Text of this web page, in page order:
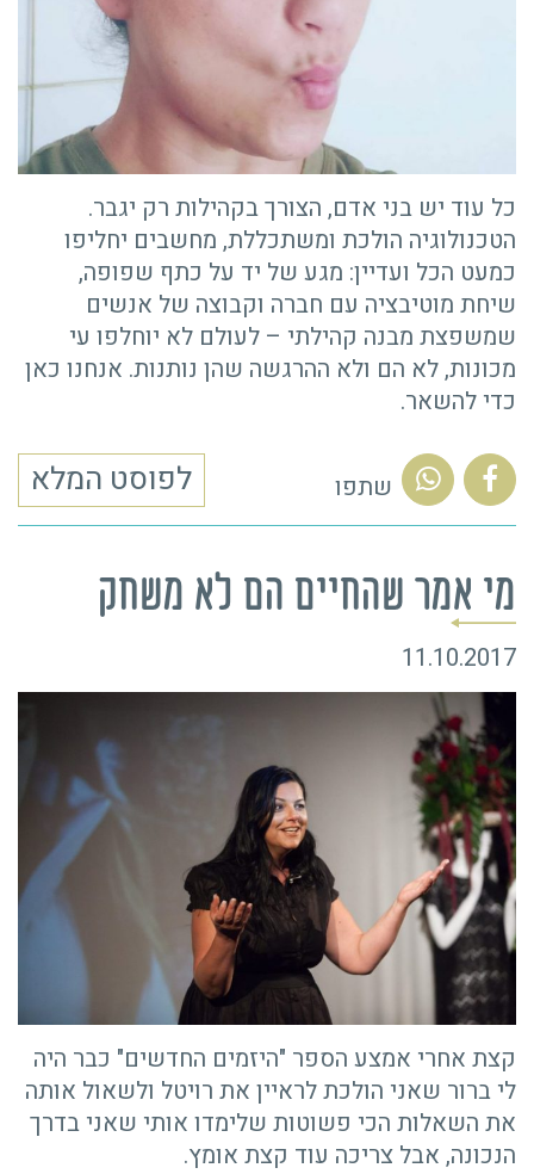
כל עוד יש בני אדם, הצורך בקהילות רק יגבר.
הטכנולוגיה הולכת ומשתכללת, מחשבים יחליפו
כמעט הכל ועדיין: מגע של יד על כתף שפופה,
שיחת מוטיבציה עם חברה וקבוצה של אנשים
שמשפצת מבנה קהילתי – לעולם לא יוחלפו עי
מכונות, לא הם ולא ההרגשה שהן נותנות. אנחנו כאן
כדי להשאר.
לפוסט המלא שתפו
מי אמר שהחיים הם לא משחק
11.10.2017
קצת אחרי אמצע הספר "היזמים החדשים" כבר היה
לי ברור שאני הולכת לראיין את רויטל ולשאול אותה
את השאלות הכי פשוטות שלימדו אותי שאני בדרך
הנכונה, אבל צריכה עוד קצת אומץ.